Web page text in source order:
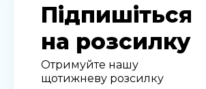
Підпишіться
на розсилку
Отримуйте нашу
щотижневу розсилку